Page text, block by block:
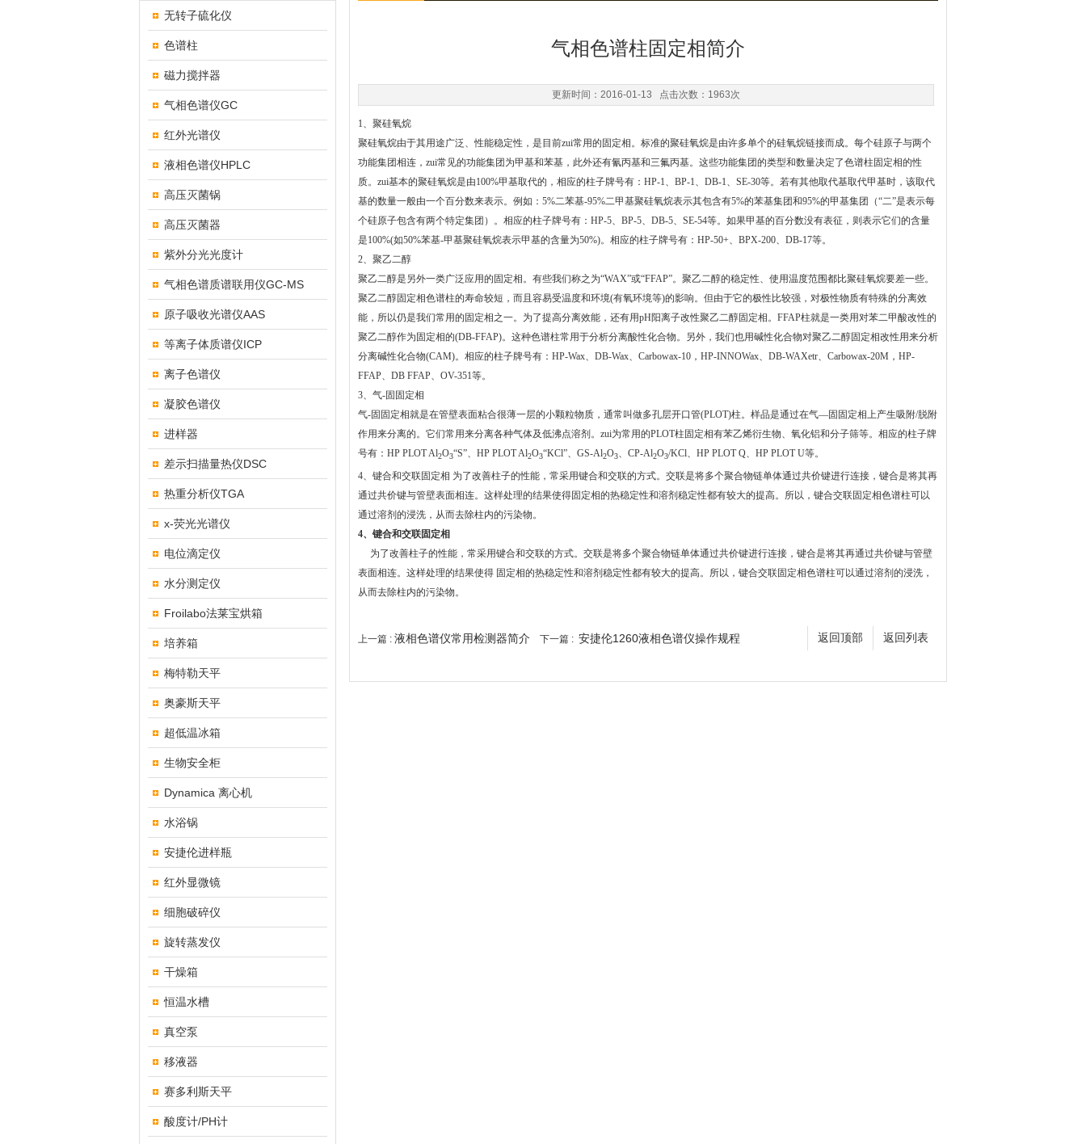
无转子硫化仪
色谱柱
磁力搅拌器
气相色谱仪GC
红外光谱仪
液相色谱仪HPLC
高压灭菌锅
高压灭菌器
紫外分光光度计
气相色谱质谱联用仪GC-MS
原子吸收光谱仪AAS
等离子体质谱仪ICP
离子色谱仪
凝胶色谱仪
进样器
差示扫描量热仪DSC
热重分析仪TGA
x-荧光光谱仪
电位滴定仪
水分测定仪
Froilabo法莱宝烘箱
培养箱
梅特勒天平
奥豪斯天平
超低温冰箱
生物安全柜
Dynamica 离心机
水浴锅
安捷伦进样瓶
红外显微镜
细胞破碎仪
旋转蒸发仪
干燥箱
恒温水槽
真空泵
移液器
赛多利斯天平
酸度计/PH计
气相色谱柱固定相简介
更新时间：2016-01-13 点击次数：1963次
1、聚硅氧烷
聚硅氧烷由于其用途广泛、性能稳定性，是目前zui常用的固定相。标准的聚硅氧烷是由许多单个的硅氧烷链接而成。每个硅原子与两个
功能集团相连，zui常见的功能集团为甲基和苯基，此外还有氰丙基和三氟丙基。这些功能集团的类型和数量决定了色谱柱固定相的性
质。zui基本的聚硅氧烷是由100%甲基取代的，相应的柱子牌号有：HP-1、BP-1、DB-1、SE-30等。若有其他取代基取代甲基时，该取代
基的数量一般由一个百分数来表示。例如：5%二苯基-95%二甲基聚硅氧烷表示其包含有5%的苯基集团和95%的甲基集团（“二”是表示每
个硅原子包含有两个特定集团）。相应的柱子牌号有：HP-5、BP-5、DB-5、SE-54等。如果甲基的百分数没有表征，则表示它们的含量
是100%(如50%苯基-甲基聚硅氧烷表示甲基的含量为50%)。相应的柱子牌号有：HP-50+、BPX-200、DB-17等。
2、聚乙二醇
聚乙二醇是另外一类广泛应用的固定相。有些我们称之为“WAX”或“FFAP”。聚乙二醇的稳定性、使用温度范围都比聚硅氧烷要差一些。
聚乙二醇固定相色谱柱的寿命较短，而且容易受温度和环境(有氧环境等)的影响。但由于它的极性比较强，对极性物质有特殊的分离效
能，所以仍是我们常用的固定相之一。为了提高分离效能，还有用pH阳离子改性聚乙二醇固定相。FFAP柱就是一类用对苯二甲酸改性的
聚乙二醇作为固定相的(DB-FFAP)。这种色谱柱常用于分析分离酸性化合物。另外，我们也用碱性化合物对聚乙二醇固定相改性用来分析
分离碱性化合物(CAM)。相应的柱子牌号有：HP-Wax、DB-Wax、Carbowax-10，HP-INNOWax、DB-WAXetr、Carbowax-20M，HP-
FFAP、DB FFAP、OV-351等。
3、气-固固定相
气-固固定相就是在管壁表面粘合很薄一层的小颗粒物质，通常叫做多孔层开口管(PLOT)柱。样品是通过在气—固固定相上产生吸附/脱附
作用来分离的。它们常用来分离各种气体及低沸点溶剂。zui为常用的PLOT柱固定相有苯乙烯衍生物、氧化铝和分子筛等。相应的柱子牌
号有：HP PLOT Al2O3“S”、HP PLOT Al2O3“KCl”、GS-Al2O3、CP-Al2O3/KCl、HP PLOT Q、HP PLOT U等。
4、键合和交联固定相 为了改善柱子的性能，常采用键合和交联的方式。交联是将多个聚合物链单体通过共价键进行连接，键合是将其再
通过共价键与管壁表面相连。这样处理的结果使得固定相的热稳定性和溶剂稳定性都有较大的提高。所以，键合交联固定相色谱柱可以
通过溶剂的浸洗，从而去除柱内的污染物。
4、键合和交联固定相
为了改善柱子的性能，常采用键合和交联的方式。交联是将多个聚合物链单体通过共价键进行连接，键合是将其再通过共价键与管壁
表面相连。这样处理的结果使得 固定相的热稳定性和溶剂稳定性都有较大的提高。所以，键合交联固定相色谱柱可以通过溶剂的浸洗，
从而去除柱内的污染物。
返回列表
返回顶部
上一篇 : 液相色谱仪常用检测器简介 下一篇 : 安捷伦1260液相色谱仪操作规程